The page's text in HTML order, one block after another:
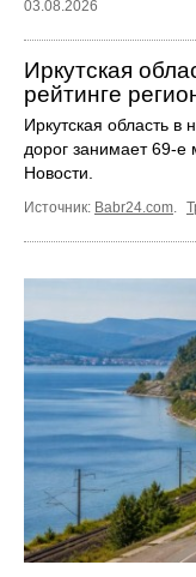
03.08.2026
Иркутская
рейтинге
Иркутская область в
дорог занимает
Новости.
Источник: Babr24.com.